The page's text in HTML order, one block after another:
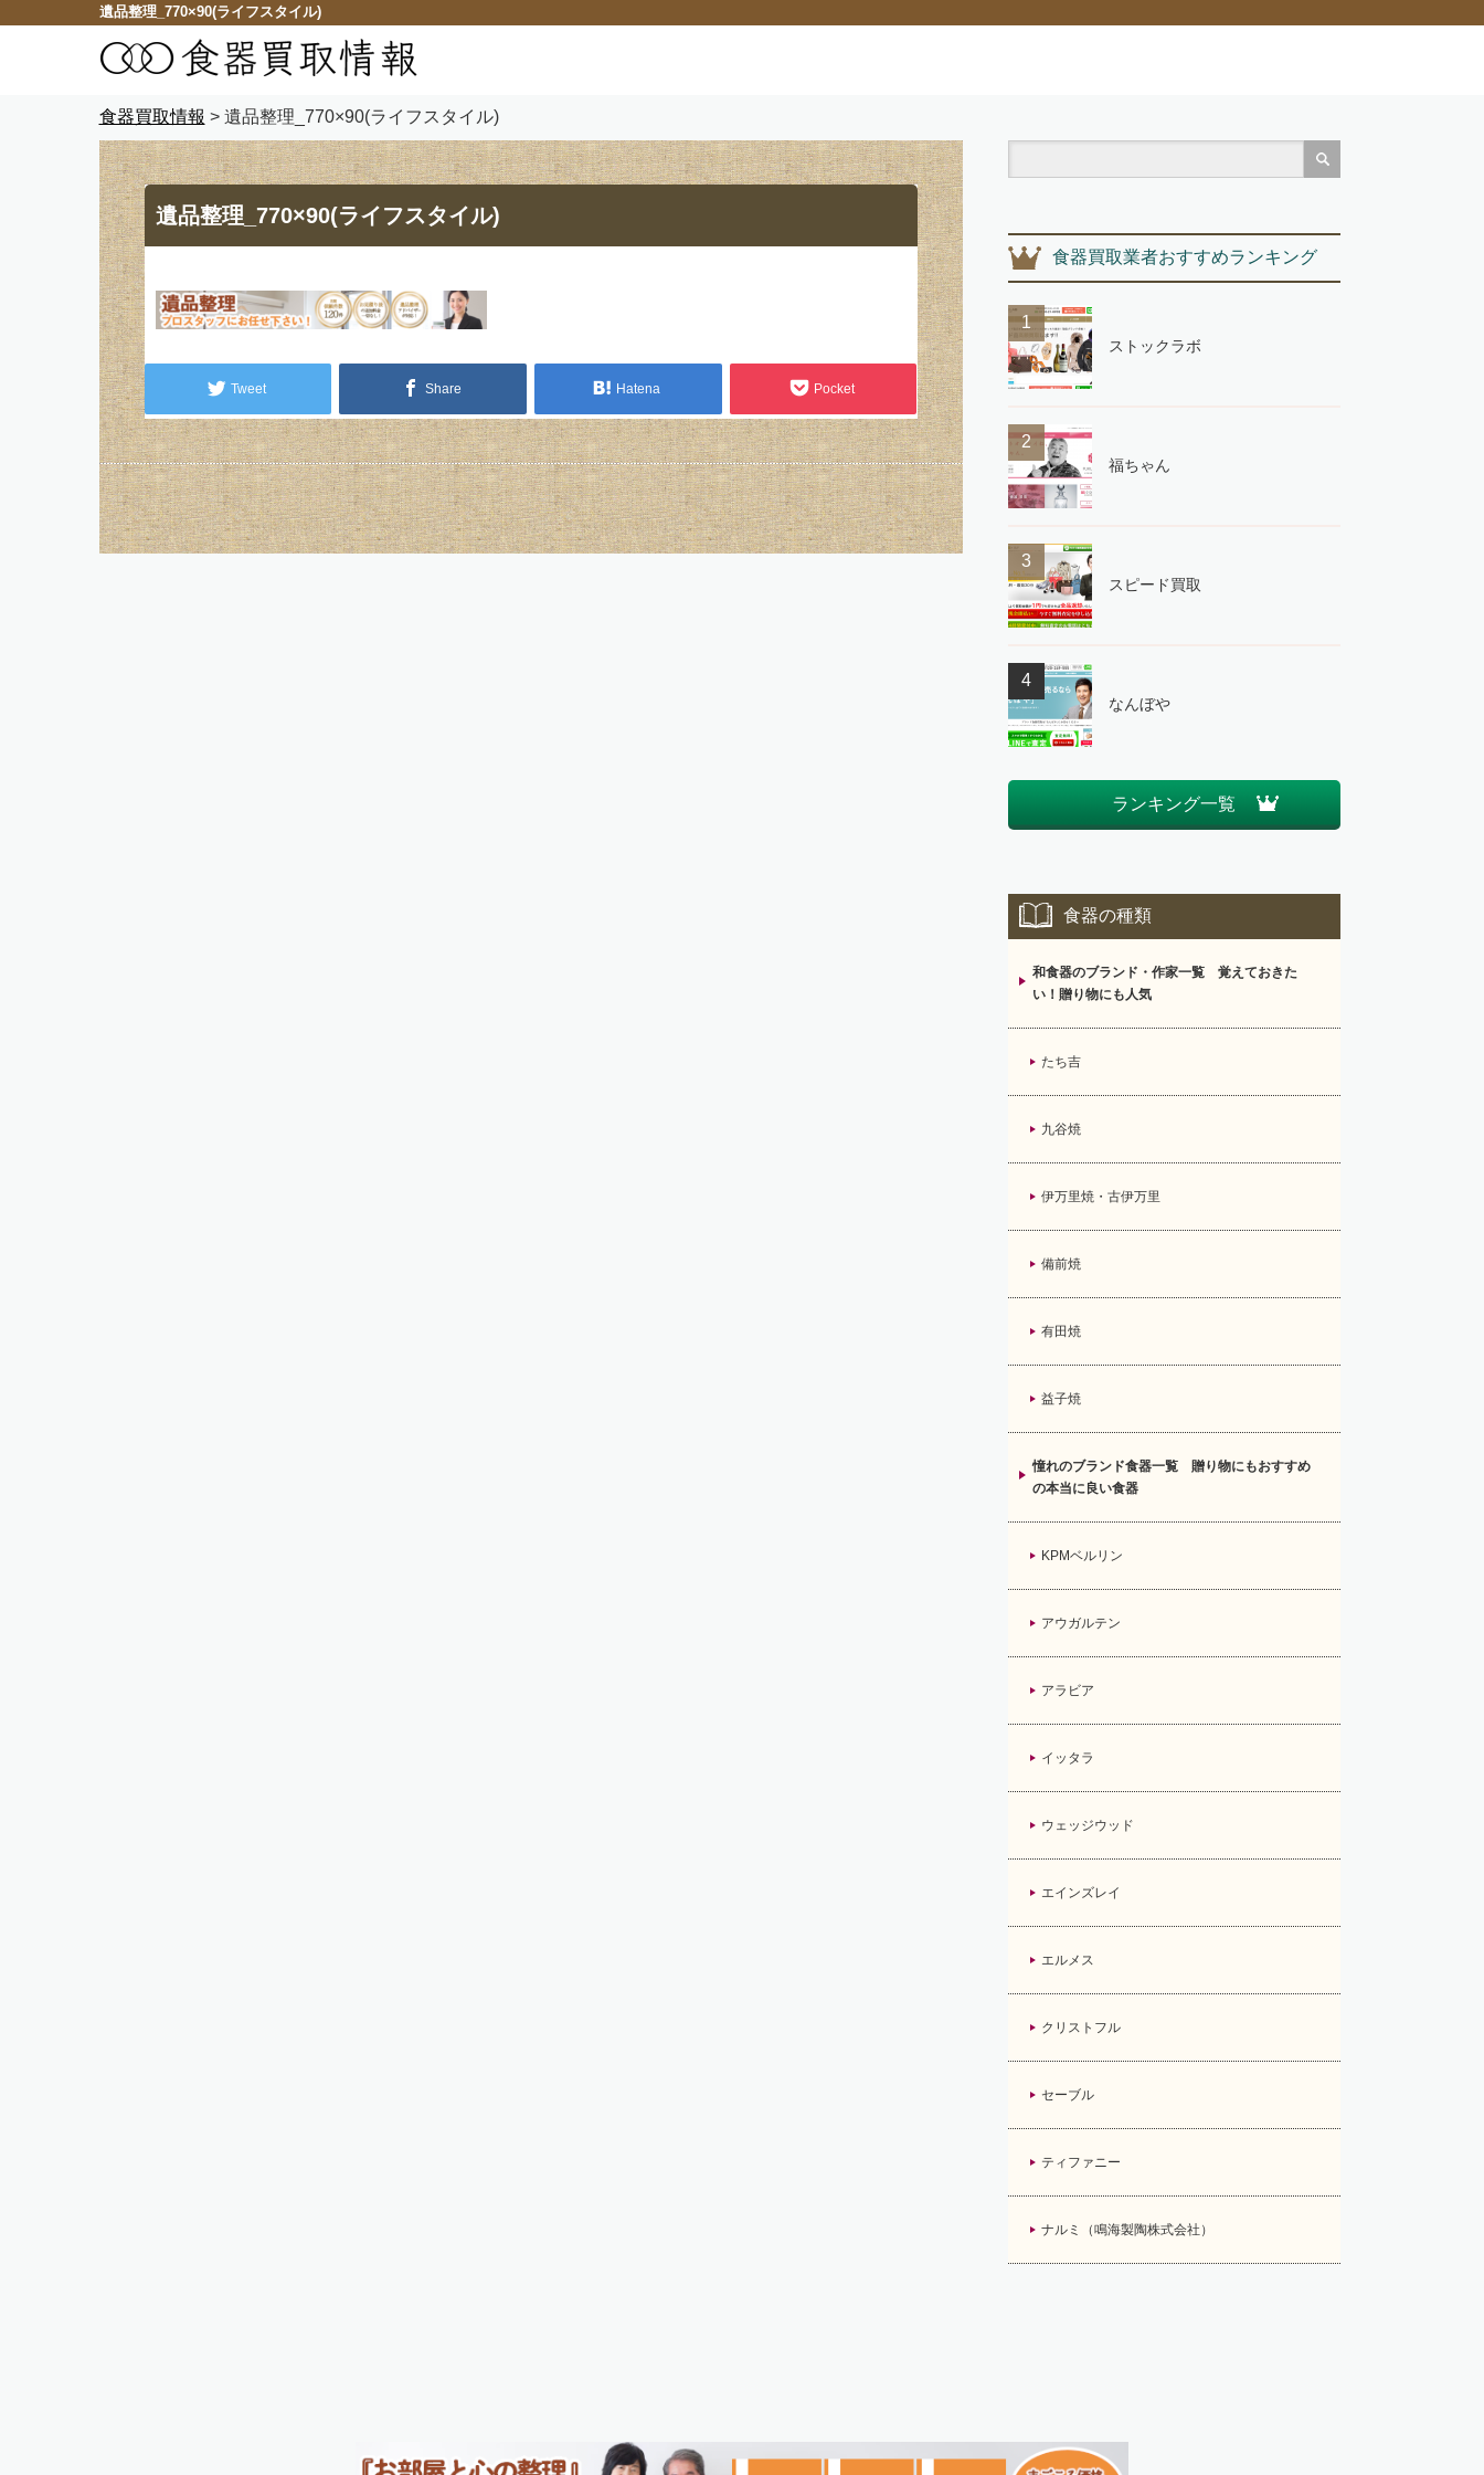
遺品整理_770×90(ライフスタイル)
食器買取情報 > 遺品整理_770×90(ライフスタイル)
遺品整理_770×90(ライフスタイル)
Tweet Share Hatena Pocket
食器買取業者おすすめランキング
1
ストックラボ
2
福ちゃん
3
スピード買取
4
なんぼや
ランキング一覧
食器の種類
和食器のブランド・作家一覧 覚えておきた
い！贈り物にも人気
たち吉
九谷焼
伊万里焼・古伊万里
備前焼
有田焼
益子焼
憧れのブランド食器一覧 贈り物にもおすすめ
の本当に良い食器
KPMベルリン
アウガルテン
アラビア
イッタラ
ウェッジウッド
エインズレイ
エルメス
クリストフル
セーブル
ティファニー
ナルミ（鳴海製陶株式会社）